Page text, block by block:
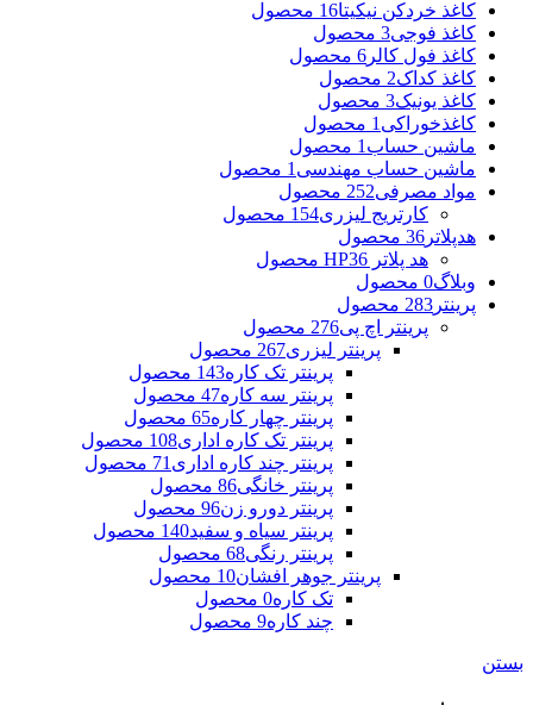
کاغذ خردکن نیکیتا16 محصول
کاغذ فوجی3 محصول
کاغذ فول کالر 6 محصول
کاغذ کداک2 محصول
کاغذ یونیک3 محصول
کاغذخوراکی 1 محصول
ماشین حساب 1 محصول
ماشین حساب مهندسی 1 محصول
مواد مصرفی252 محصول
کارتریج لیزری154 محصول
هدپلاتر 36 محصول
هد پلاتر HP 36 محصول
وبلاگ0 محصول
پرینتر 283 محصول
پرینتر اچ پی276 محصول
پرینتر لیزری267 محصول
پرینتر تک کاره143 محصول
پرینتر سه کاره47 محصول
پرینتر چهار کاره65 محصول
پرینتر تک کاره اداری108 محصول
پرینتر چند کاره اداری 71 محصول
پرینتر خانگی86 محصول
پرینتر دورو زن96 محصول
پرینتر سیاه و سفید140 محصول
پرینتر رنگی68 محصول
پرینتر جوهر افشان10 محصول
تک کاره0 محصول
چند کاره9 محصول
بستن